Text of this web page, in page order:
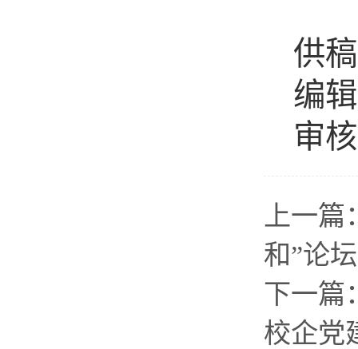
供
编
审
上一篇
和”论
下一篇
校企党